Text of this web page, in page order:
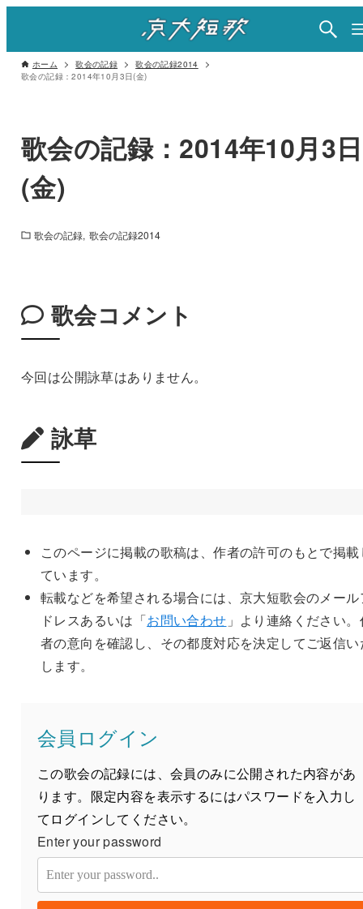
ホーム 歌会の記録
歌会の記録2014
歌会の記録：2014年10月3日(金)
歌会の記録：2014年10月3日
(金)
歌会の記録 歌会の記録2014
歌会コメント
今回は公開詠草はありません。
詠草
このページに掲載の歌稿は、作者の許可のもとで掲載
ています。
転載などを希望される場合には、京大短歌会のメール
ドレスあるいは「お問い合わせ 」より連絡ください
者の意向を確認し、その都度対応を決定してご返信い
します。
会員ログイン
この歌会の記録には、会員のみに公開された内容があ
ります。限定内容を表示するにはパスワードを入力し
てログインしてください。
Enter your password